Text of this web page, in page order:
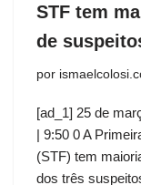
STF tem
de
por
[ad_1] 25 de
| 9:50 0 A
(STF) tem
dos três